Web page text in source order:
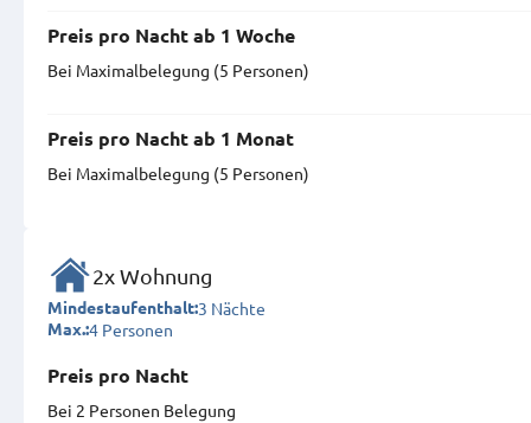
Preis pro Nacht ab 1 Woche
Bei Maximal­belegung (5 Personen)
Preis pro Nacht ab 1 Monat
Bei Maximal­belegung (5 Personen)
2x Wohnung
Mindestaufenthalt:3 Nächte
Max.:4 Personen
Preis pro Nacht
Bei 2 Personen Belegung